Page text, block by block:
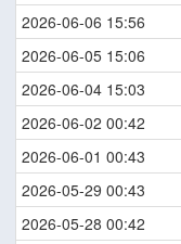
2026-06-06 15:56
2026-06-05 15:06
2026-06-04 15:03
2026-06-02 00:42
2026-06-01 00:43
2026-05-29 00:43
2026-05-28 00:42